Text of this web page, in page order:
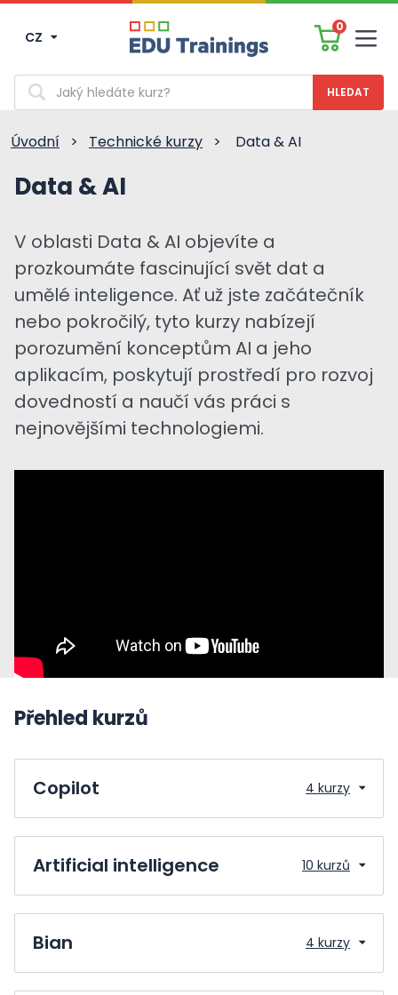
CZ
0
Vyhledávání
Úvodní > Technické kurzy > Data & AI
Data & AI
V oblasti Data & AI objevíte a
prozkoumáte fascinující svět dat a
umělé inteligence. Ať už jste začátečník
nebo pokročilý, tyto kurzy nabízejí
porozumění konceptům AI a jeho
aplikacím, poskytují prostředí pro rozvoj
dovedností a naučí vás práci s
nejnovějšími technologiemi.
Přehled kurzů
Copilot 4 kurzy
Artificial intelligence 10 kurzů
Bian 4 kurzy